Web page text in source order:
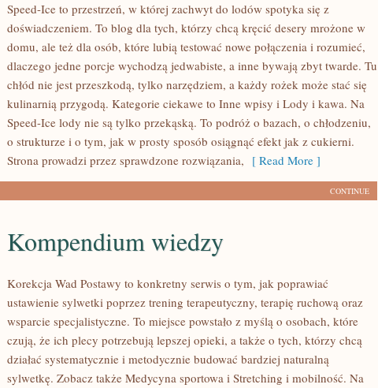
Speed-Ice to przestrzeń, w której zachwyt do lodów spotyka się z
doświadczeniem. To blog dla tych, którzy chcą kręcić desery mrożone w
domu, ale też dla osób, które lubią testować nowe połączenia i rozumieć,
dlaczego jedne porcje wychodzą jedwabiste, a inne bywają zbyt twarde. Tu
chłód nie jest przeszkodą, tylko narzędziem, a każdy rożek może stać się
kulinarnią przygodą. Kategorie ciekawe to Inne wpisy i Lody i kawa. Na
Speed-Ice lody nie są tylko przekąską. To podróż o bazach, o chłodzeniu,
o strukturze i o tym, jak w prosty sposób osiągnąć efekt jak z cukierni.
Strona prowadzi przez sprawdzone rozwiązania, [ Read More ]
CONTINUE
Kompendium wiedzy
Korekcja Wad Postawy to konkretny serwis o tym, jak poprawiać
ustawienie sylwetki poprzez trening terapeutyczny, terapię ruchową oraz
wsparcie specjalistyczne. To miejsce powstało z myślą o osobach, które
czują, że ich plecy potrzebują lepszej opieki, a także o tych, którzy chcą
działać systematycznie i metodycznie budować bardziej naturalną
sylwetkę. Zobacz także Medycyna sportowa i Stretching i mobilność. Na